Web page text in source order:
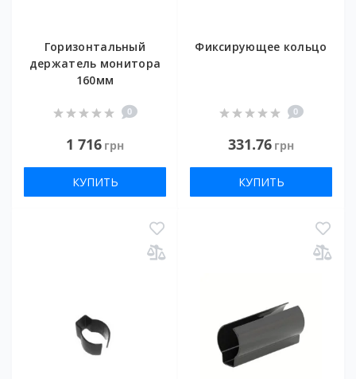
Горизонтальный
держатель монитора
160мм
0
1 716 грн
КУПИТЬ
Фиксирующее кольцо
0
331.76 грн
КУПИТЬ